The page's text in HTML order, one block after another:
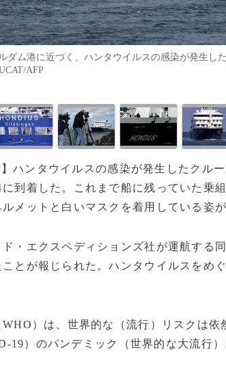
ダム港に近づく、ハンタウイルスの感染が発生し
AFP
】ハンタウイルスの感染が発生したクル
に到着した。これまで船に残っていた乗
メットと白いマスクを着用している姿が
・エクスペディションズ社が運航する
とが報じられた。ハンタウイルスをめ
）は、世界的な（流行）リスクは
19）のパンデミック（世界的な大流行）